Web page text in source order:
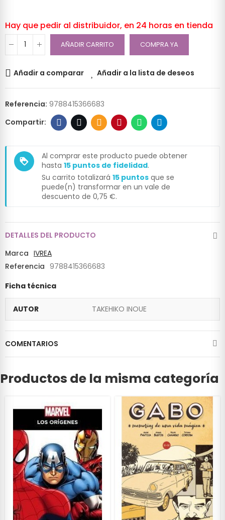
Hay que pedir al distribuidor, en 24 horas en tienda
AÑADIR CARRITO COMPRA YA
Añadir a comparar Añadir a la lista de deseos
Referencia: 9788415366683
loyalty
Al comprar este producto puede obtener
hasta 15 puntos de fidelidad.
Su carrito totalizará 15 puntos que se
puede(n) transformar en un vale de
descuento de 0,75 €.
DETALLES DEL PRODUCTO
Marca IVREA
Referencia 9788415366683
Ficha técnica
AUTOR TAKEHIKO INOUE
COMENTARIOS
Productos de la misma categoría